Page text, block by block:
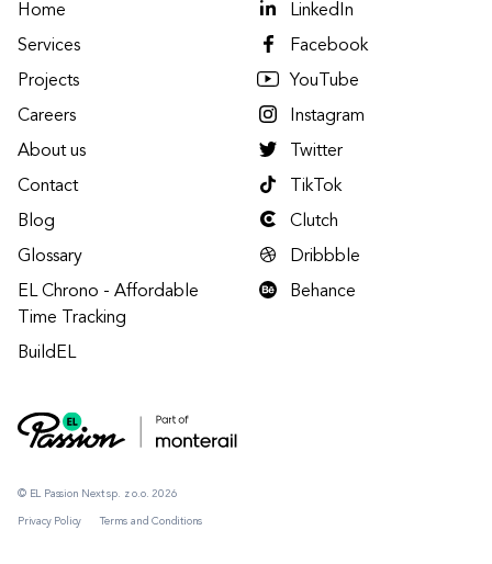
© EL Passion Next sp. z o.o. 2026
Privacy Policy Terms and Conditions
Home
Services
Projects
Careers
About us
Contact
Blog
Glossary
EL Chrono - Affordable
Time Tracking
BuildEL
LinkedIn
Facebook
YouTube
Instagram
Twitter
TikTok
Clutch
Dribbble
Behance